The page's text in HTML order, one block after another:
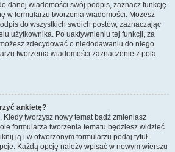
danej wiadomości swój podpis, zaznacz funkcję
w formularzu tworzenia wiadomości. Możesz
do wszystkich swoich postów, zaznaczając
użytkownika. Po uaktywnieniu tej funkcji, za
zdecydować o niedodawaniu do niego
tworzenia wiadomości zaznaczenie z pola
ankietę?
Kiedy tworzysz nowy temat bądź zmieniasz
formularza tworzenia tematu będziesz widzieć
ją i w otworzonym formularzu podaj tytuł
Każdą opcję należy wpisać w nowym wierszu